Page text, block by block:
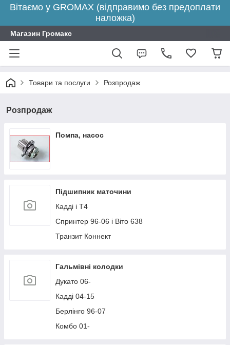
Вітаємо у GROMAX (відправимо без предоплати
наложка)
Магазин Громакс
Товари та послуги Розпродаж
Розпродаж
Помпа, насос
Підшипник маточини
Кадді і Т4
Спринтер 96-06 і Віто 638
Транзит Коннект
Гальмівні колодки
Дукато 06-
Кадді 04-15
Берлінго 96-07
Комбо 01-